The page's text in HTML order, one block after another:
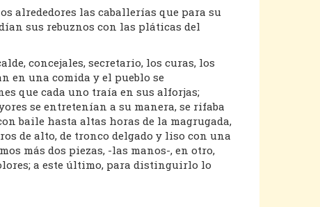
alrededores las caballerías que para su
sus rebuznos con las pláticas del
concejales, secretario, los curas, los
en una comida y el pueblo se
que cada uno traía en sus alforjas;
se entretenían a su manera, se rifaba
baile hasta altas horas de la magrugada,
de alto, de tronco delgado y liso con una
más dos piezas, -las manos-, en otro,
a este último, para distinguirlo lo